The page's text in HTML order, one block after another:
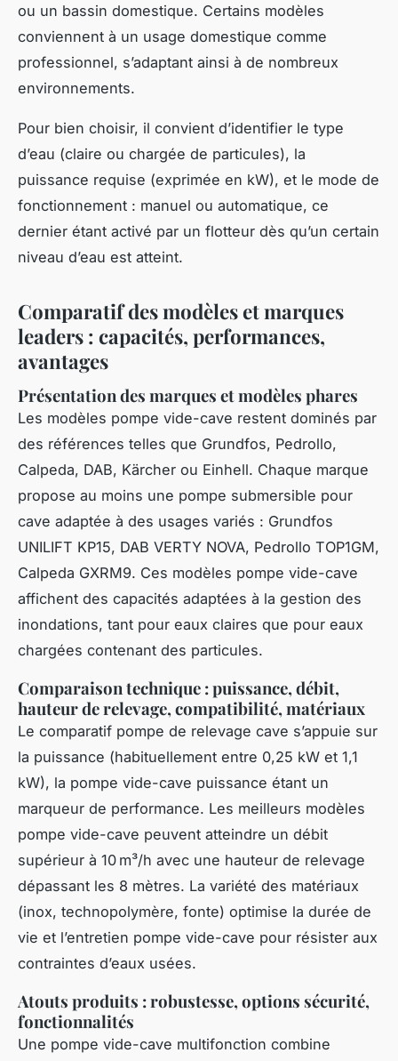
ou un bassin domestique. Certains modèles
conviennent à un usage domestique comme
professionnel, s’adaptant ainsi à de nombreux
environnements.
Pour bien choisir, il convient d’identifier le type
d’eau (claire ou chargée de particules), la
puissance requise (exprimée en kW), et le mode de
fonctionnement : manuel ou automatique, ce
dernier étant activé par un flotteur dès qu’un certain
niveau d’eau est atteint.
Comparatif des modèles et marques
leaders : capacités, performances,
avantages
Présentation des marques et modèles phares
Les modèles pompe vide-cave restent dominés par
des références telles que Grundfos, Pedrollo,
Calpeda, DAB, Kärcher ou Einhell. Chaque marque
propose au moins une pompe submersible pour
cave adaptée à des usages variés : Grundfos
UNILIFT KP15, DAB VERTY NOVA, Pedrollo TOP1GM,
Calpeda GXRM9. Ces modèles pompe vide-cave
affichent des capacités adaptées à la gestion des
inondations, tant pour eaux claires que pour eaux
chargées contenant des particules.
Comparaison technique : puissance, débit,
hauteur de relevage, compatibilité, matériaux
Le comparatif pompe de relevage cave s’appuie sur
la puissance (habituellement entre 0,25 kW et 1,1
kW), la pompe vide-cave puissance étant un
marqueur de performance. Les meilleurs modèles
pompe vide-cave peuvent atteindre un débit
supérieur à 10 m³/h avec une hauteur de relevage
dépassant les 8 mètres. La variété des matériaux
(inox, technopolymère, fonte) optimise la durée de
vie et l’entretien pompe vide-cave pour résister aux
contraintes d’eaux usées.
Atouts produits : robustesse, options sécurité,
fonctionnalités
Une pompe vide-cave multifonction combine